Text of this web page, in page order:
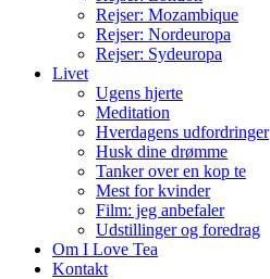
Rejser: Mozambique
Rejser: Nordeuropa
Rejser: Sydeuropa
Livet
Ugens hjerte
Meditation
Hverdagens udfordringer
Husk dine drømme
Tanker over en kop te
Mest for kvinder
Film: jeg anbefaler
Udstillinger og foredrag
Om I Love Tea
Kontakt